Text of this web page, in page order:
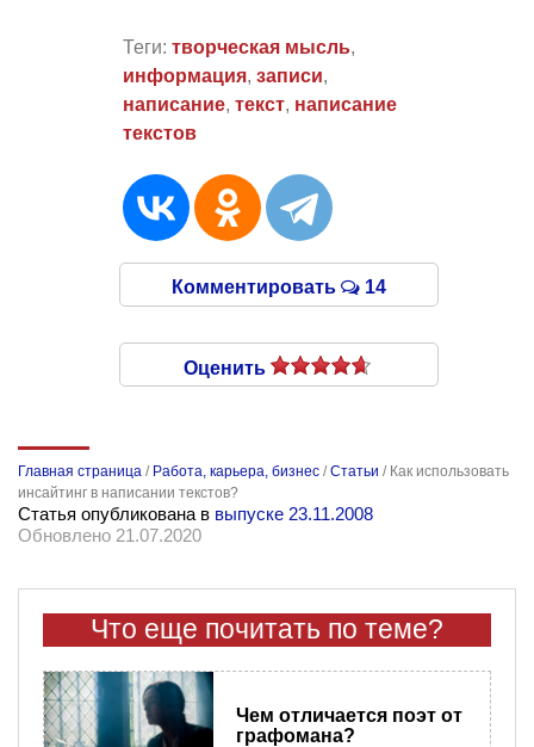
Теги: творческая мысль,
информация, записи,
написание, текст, написание
текстов
Комментировать 14
Оценить
Главная страница / Работа, карьера, бизнес /Статьи / Как использовать
инсайтинг в написании текстов?
Статья опубликована в выпуске 23.11.2008
Обновлено 21.07.2020
Что еще почитать по теме?
Чем отличается поэт от
графомана?